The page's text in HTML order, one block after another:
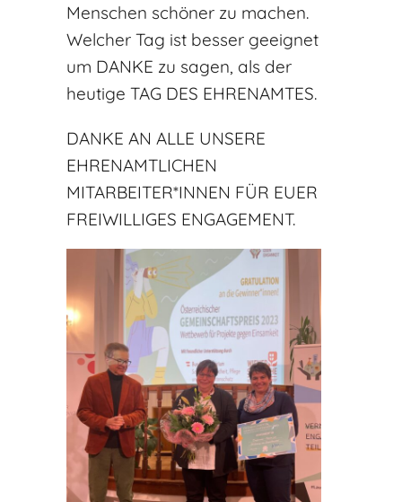
Menschen schöner zu machen.
Welcher Tag ist besser geeignet
um DANKE zu sagen, als der
heutige TAG DES EHRENAMTES.
DANKE AN ALLE UNSERE
EHRENAMTLICHEN
MITARBEITER*INNEN FÜR EUER
FREIWILLIGES ENGAGEMENT.